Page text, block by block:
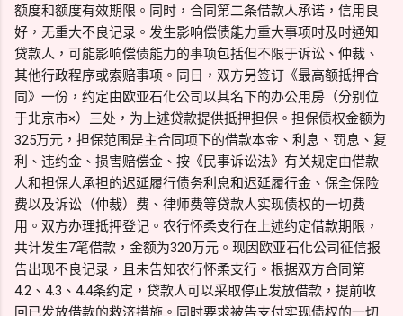
额度和额度有效期限。同时，合同第二条借款人承诺，信用良
好，无重大不良记录。发生影响偿债能力重大事项时及时通知
贷款人，可能影响偿债能力的事项包括但不限于诉讼、仲裁、
其他行政程序或索赔事项。同日，双方另签订《最高额抵押合
同》一份，约定由欧亚石化公司以其名下的办公用房（分别位
于北京市×）三处，为上述贷款提供抵押担保。担保债权金额为
325万元，担保范围是主合同项下的借款本金、利息、罚息、复
利、违约金、损害赔偿金、按《民事诉讼法》有关规定由借款
人和担保人承担的迟延履行债务利息和迟延履行金、保全保险
费以及诉讼（仲裁）费、律师费等贷款人实现债权的一切费
用。双方办理抵押登记。农行怀柔支行在上述约定借款期限，
共计发生7笔借款，金额为320万元。现因欧亚石化公司征信报
告出现不良记录，且未告知农行怀柔支行。根据双方合同第
4.2、4.3、4.4条约定，贷款人可以采取停止发放借款，提前收
回已发放借款的救济措施。同时要求被告支付实现债权的一切